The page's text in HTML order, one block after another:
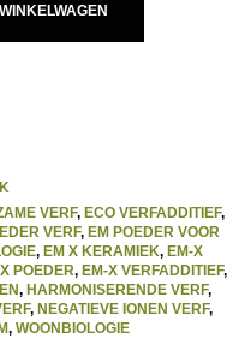
VERF, ECO VERFADDITIEF,
VERF, EM POEDER VOOR
, EM X KERAMIEK, EM-X
POEDER, EM-X VERFADDITIEF,
, HARMONISERENDE VERF,
, NEGATIEVE IONEN VERF,
, WOONBIOLOGIE